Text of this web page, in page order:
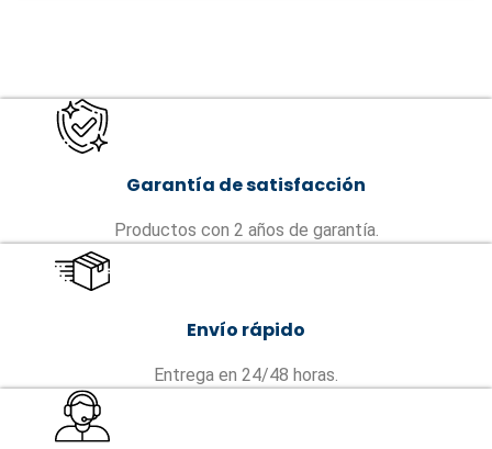
Garantía de satisfacción
Productos con 2 años de garantía.
Envío rápido
Entrega en 24/48 horas.